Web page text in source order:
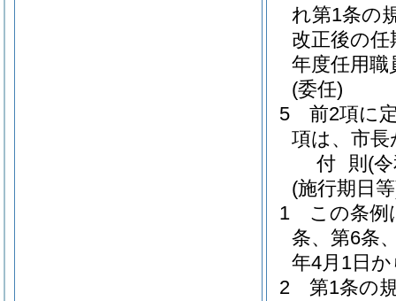
れ第1条の
改正後の
年度任用
(委任)
5
前2項に
項は、市
付 則 (
(施行期日
1
この条例
条、第6条
年4月1日
2
第1条の